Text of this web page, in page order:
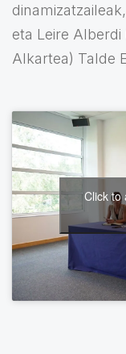
eta Leire
Alkartea) Talde
Click to